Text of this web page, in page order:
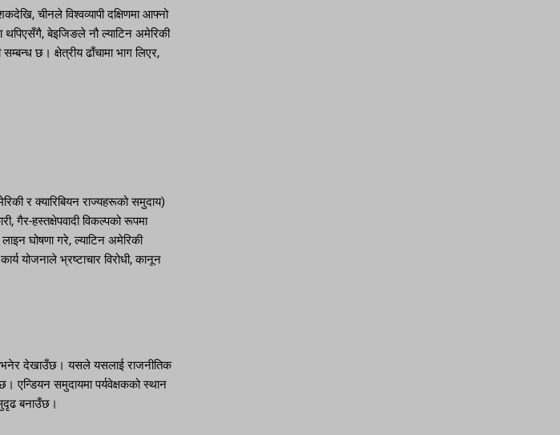
चीनले विश्वव्यापी दक्षिणमा आफ्नो
थपिएसँगै, बेइजिङले नौ ल्याटिन अमेरिकी
छ। क्षेत्रीय ढाँचामा भाग लिएर,
र क्यारिबियन राज्यहरूको समुदाय)
हस्तक्षेपवादी विकल्पको रूपमा
घोषणा गरे, ल्याटिन अमेरिकी
योजनाले भ्रष्टाचार विरोधी, कानून
भनेर देखाउँछ। यसले यसलाई राजनीतिक
एन्डियन समुदायमा पर्यवेक्षकको स्थान
बनाउँछ।